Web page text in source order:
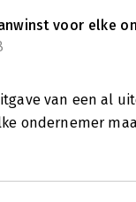
voor elke
van een al
ondernemer